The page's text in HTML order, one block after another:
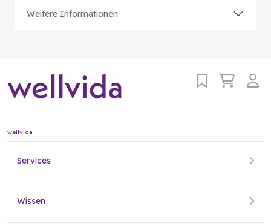
Weitere Informationen
wellvida
Services
Wissen